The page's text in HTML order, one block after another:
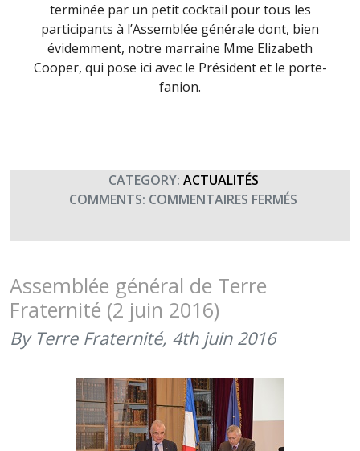
terminée par un petit cocktail pour tous les
participants à l’Assemblée générale dont, bien
évidemment, notre marraine Mme Elizabeth
Cooper, qui pose ici avec le Président et le porte-
fanion.
CATEGORY: ACTUALITÉS
COMMENTS: COMMENTAIRES FERMÉS
GÉNÉRALE
Assemblée général de Terre
Fraternité (2 juin 2016)
By Terre Fraternité, 4th juin 2016